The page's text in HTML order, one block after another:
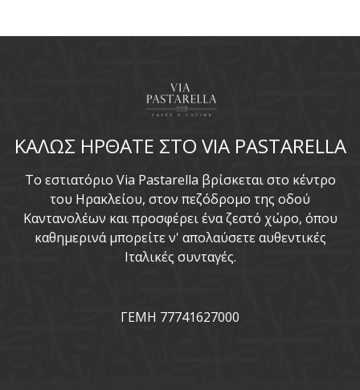
ΚΑΛΩΣ ΗΡΘΑΤΕ ΣΤΟ VIA PASTARELLA
To εστιατόριο Via Pastarella βρίσκεται στο κέντρο
του Ηρακλείου, στον πεζόδρομο της οδού
Καντανολέων και προσφέρει ένα ζεστό χώρο, όπου
καθημερινά μπορείτε ν' απολαύσετε αυθεντικές
Ιταλικές συνταγές.
ΓΕΜΗ 77741627000